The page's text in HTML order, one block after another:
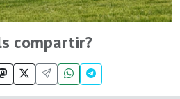
compartir?